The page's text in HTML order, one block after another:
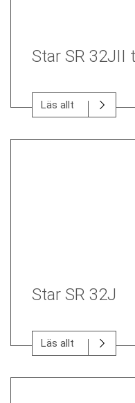
Star SR 32JII
Läs allt
Star SR 32J
Läs allt